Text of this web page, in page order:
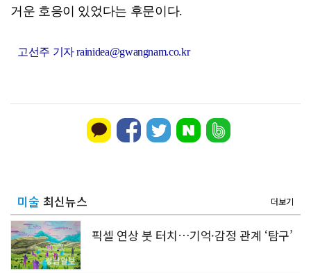
거운 호응이 있었다는 후문이다.
고선주 기자 rainidea@gwangnam.co.kr
미술 최신뉴스 더보기
픽셀 연상 붓 터치…기억·감정 관계 ‘탐구’